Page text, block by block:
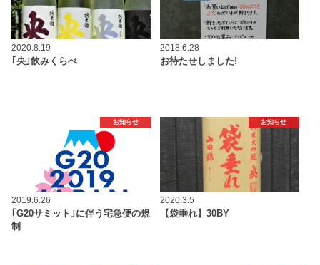
2020.8.19
｢央｣飲みくらべ
2018.6.28
お待たせしました!
お知らせ
2019.6.26
｢G20サミット｣に伴う宅急便の規
制
お知らせ
2020.3.5
【袋垂れ】30BY